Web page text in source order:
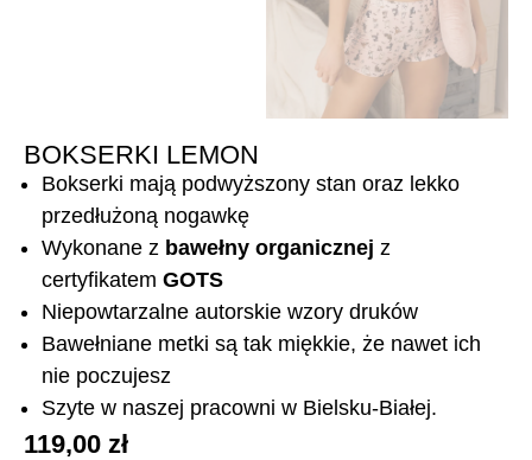
BOKSERKI LEMON
Bokserki mają podwyższony stan oraz lekko
przedłużoną nogawkę
Wykonane z bawełny organicznej z
certyfikatem GOTS
Niepowtarzalne autorskie wzory druków
Bawełniane metki są tak miękkie, że nawet ich
nie poczujesz
Szyte w naszej pracowni w Bielsku-Białej.
119,00 zł